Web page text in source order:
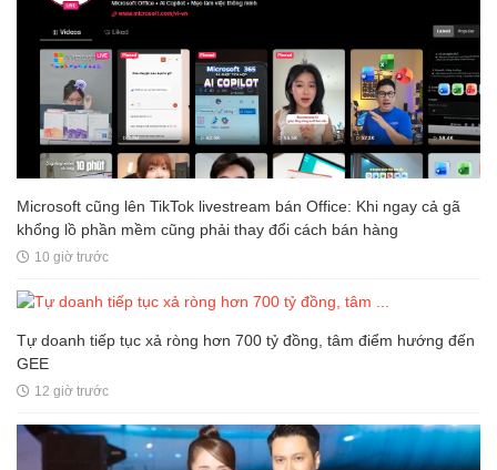
Microsoft cũng lên TikTok livestream bán Office: Khi ngay cả gã
khổng lồ phần mềm cũng phải thay đổi cách bán hàng
10 giờ trước
Tự doanh tiếp tục xả ròng hơn 700 tỷ đồng, tâm điểm hướng đến
GEE
12 giờ trước